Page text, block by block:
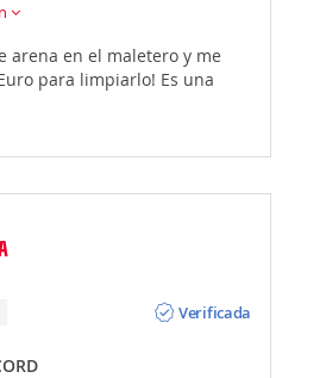
arena en el maletero y me
para limpiarlo! Es una
Verificada